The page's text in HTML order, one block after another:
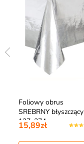
Foliowy obrus
SREBRNY błyszczący
137x274cm
15,89zł